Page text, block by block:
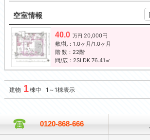
空室情報
40.0 万円 20,000円
敷/礼：1.0ヶ月/1.0ヶ月
階 数：22階
間/広：2SLDK 76.41㎡
建物 1棟中 1～1棟表示
0120-868-666